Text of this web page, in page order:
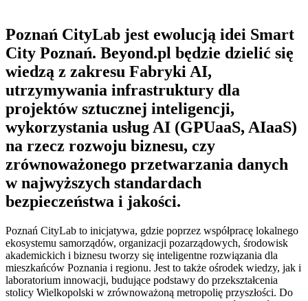
Poznań CityLab jest ewolucją idei Smart
City Poznań. Beyond.pl będzie dzielić się
wiedzą z zakresu Fabryki AI,
utrzymywania infrastruktury dla
projektów sztucznej inteligencji,
wykorzystania usług AI (GPUaaS, AIaaS)
na rzecz rozwoju biznesu, czy
zrównoważonego przetwarzania danych
w najwyższych standardach
bezpieczeństwa i jakości.
Poznań CityLab to inicjatywa, gdzie poprzez współpracę lokalnego
ekosystemu samorządów, organizacji pozarządowych, środowisk
akademickich i biznesu tworzy się inteligentne rozwiązania dla
mieszkańców Poznania i regionu. Jest to także ośrodek wiedzy, jak i
laboratorium innowacji, budujące podstawy do przekształcenia
stolicy Wielkopolski w zrównoważoną metropolię przyszłości. Do